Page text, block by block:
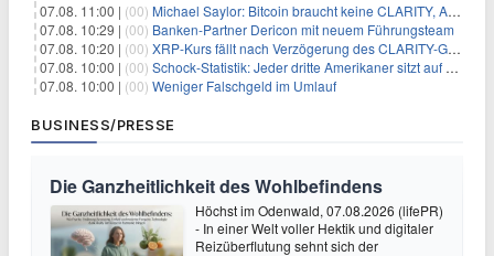
07.08. 11:00 | (00) Michael Saylor: Bitcoin braucht keine CLARITY, Amerika schon
07.08. 10:29 | (00) Banken-Partner Dericon mit neuem Führungsteam
07.08. 10:20 | (00) XRP-Kurs fällt nach Verzögerung des CLARITY-Gesetzes, Analyst warnt vor schwachem August-Trend
07.08. 10:00 | (00) Schock-Statistik: Jeder dritte Amerikaner sitzt auf dem Trockenen – warum Sparen zur Luxus-Aktivität wird
07.08. 10:00 | (00) Weniger Falschgeld im Umlauf
BUSINESS/PRESSE
Die Ganzheitlichkeit des Wohlbefindens
Höchst im Odenwald, 07.08.2026 (lifePR)
- In einer Welt voller Hektik und digitaler
Reizüberflutung sehnt sich der